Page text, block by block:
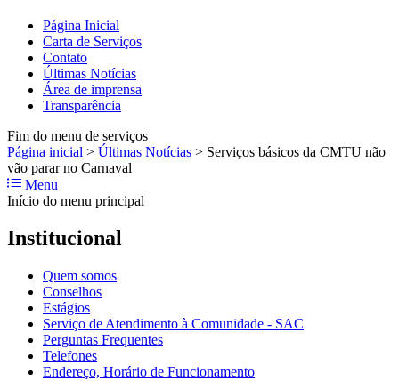
Página Inicial
Carta de Serviços
Contato
Últimas Notícias
Área de imprensa
Transparência
Fim do menu de serviços
Página inicial > Últimas Notícias > Serviços básicos da CMTU não
vão parar no Carnaval
Menu
Início do menu principal
Institucional
Quem somos
Conselhos
Estágios
Serviço de Atendimento à Comunidade - SAC
Perguntas Frequentes
Telefones
Endereço, Horário de Funcionamento